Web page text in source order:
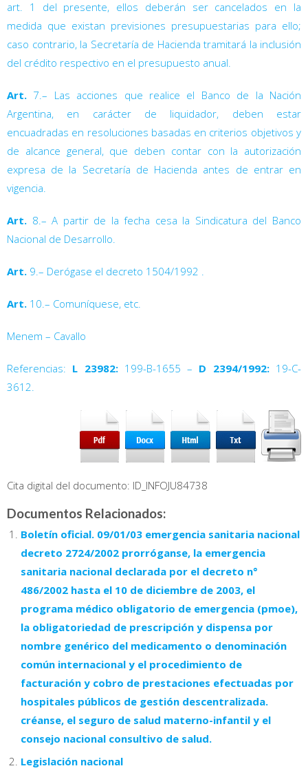
art. 1 del presente, ellos deberán ser cancelados en la
medida que existan previsiones presupuestarias para ello;
caso contrario, la Secretaría de Hacienda tramitará la inclusión
del crédito respectivo en el presupuesto anual.
Art. 7.– Las acciones que realice el Banco de la Nación
Argentina, en carácter de liquidador, deben estar
encuadradas en resoluciones basadas en criterios objetivos y
de alcance general, que deben contar con la autorización
expresa de la Secretaría de Hacienda antes de entrar en
vigencia.
Art. 8.– A partir de la fecha cesa la Sindicatura del Banco
Nacional de Desarrollo.
Art. 9.– Derógase el decreto 1504/1992
Art. 10.– Comuníquese, etc.
Menem – Cavallo
Referencias: L 23982:199-B-1655 – D 2394/1992:19-C-
3612.
Cita digital del documento: ID_INFOJU84738
Documentos Relacionados:
Boletín oficial. 09/01/03 emergencia sanitaria nacional
decreto 2724/2002 prorróganse, la emergencia
sanitaria nacional declarada por el decreto n°
486/2002 hasta el 10 de diciembre de 2003, el
programa médico obligatorio de emergencia (pmoe),
la obligatoriedad de prescripción y dispensa por
nombre genérico del medicamento o denominación
común internacional y el procedimiento de
facturación y cobro de prestaciones efectuadas por
hospitales públicos de gestión descentralizada.
créanse, el seguro de salud materno-infantil y el
consejo nacional consultivo de salud.
Legislación nacional